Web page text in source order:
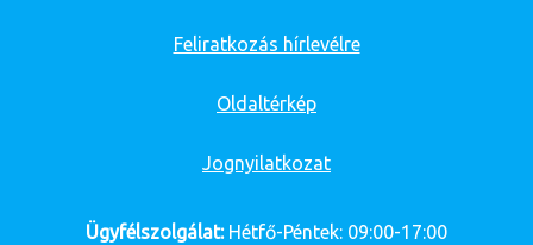
Feliratkozás hírlevélre
Oldaltérkép
Jognyilatkozat
Ügyfélszolgálat:Hétfő-Péntek: 09:00-17:00